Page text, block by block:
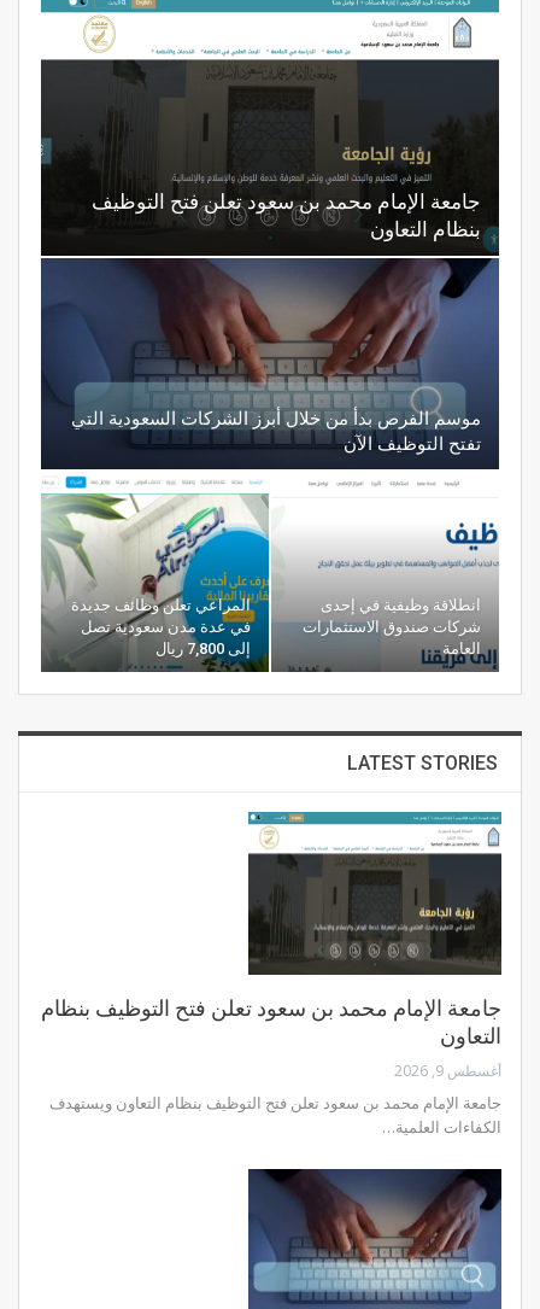
جامعة الإمام محمد بن سعود تعلن فتح التوظيف
بنظام التعاون
موسم الفرص بدأ من خلال أبرز الشركات السعودية التي
تفتح التوظيف الآن
انطلاقة وظيفية في إحدى
شركات صندوق الاستثمارات
العامة
المراعي تعلن وظائف جديدة
في عدة مدن سعودية تصل
إلى 7,800 ريال
LATEST STORIES
جامعة الإمام محمد بن سعود تعلن فتح التوظيف بنظام
التعاون
أغسطس 9, 2026
جامعة الإمام محمد بن سعود تعلن فتح التوظيف بنظام التعاون ويستهدف
الكفاءات العلمية…